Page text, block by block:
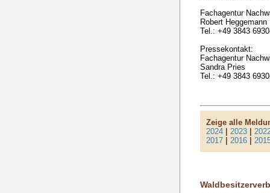
Fachagentur
Robert Heggemann
Tel.: +49 3843
Pressekontakt:
Fachagentur
Sandra Pries
Tel.: +49 3843
Zeige alle
2024 |2023 |
2017 |2016 |